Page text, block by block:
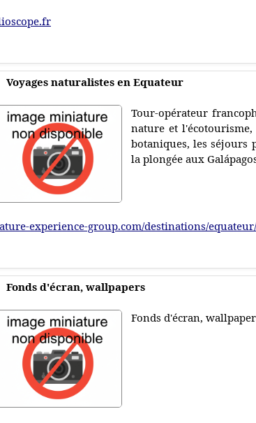
Voyages naturalistes en Equateur
Tour-opérateur
nature et
botaniques, les séjours
la plongée aux
experience-group.com/destinations/equateur/
Fonds d'écran, wallpapers
Fonds d'écran,